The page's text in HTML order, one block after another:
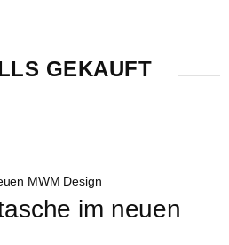
GEKAUFT
im neuen